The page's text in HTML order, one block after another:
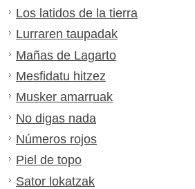
Los latidos de la tierra
Lurraren taupadak
Mañas de Lagarto
Mesfidatu hitzez
Musker amarruak
No digas nada
Números rojos
Piel de topo
Sator lokatzak